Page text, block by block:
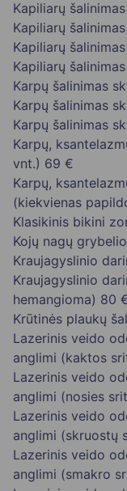
Kapiliarų
Kapiliarų
Kapiliarų
Kapiliarų
Karpų šalinimas
Karpų šalinimas
Karpų šalinimas
Karpų,
vnt.) 69 €
Karpų,
(kiekvienas
Klasikinis bikini
Kojų nagų
Kraujagyslinio
Kraujagyslinio
hemangioma) 80
Krūtinės plaukų
Lazerinis veido
anglimi (kaktos
Lazerinis veido
anglimi (nosies
Lazerinis veido
anglimi (skruostų
Lazerinis veido
anglimi (smakro